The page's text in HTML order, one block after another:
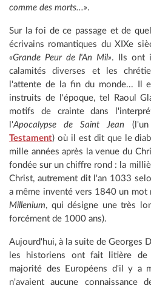
comme des morts...».
Sur la foi de ce passage et de
écrivains romantiques du XIXe
«Grande Peur de l'An Mil». Ils ont
calamités diverses et les
l'attente de la fin du monde... Il
instruits de l'époque, tel Raoul
motifs de crainte dans
l'Apocalypse de Saint Jean
Testament) où il est dit que le
mille années après la venue du
fondée sur un chiffre rond : la
Christ, autrement dit l'an 1033
a même inventé vers 1840 un mot
Millenium, qui désigne une très
forcément de 1000 ans).
Aujourd'hui, à la suite de Georges
les historiens ont fait litière de
majorité des Européens d'il y a
n'avaient aucune